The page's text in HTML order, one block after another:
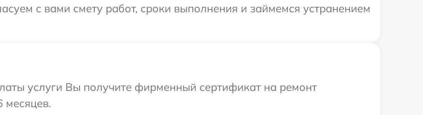
с вами смету работ, сроки выполнения и займемся устранением
услуги Вы получите фирменный сертификат на ремонт
месяцев.